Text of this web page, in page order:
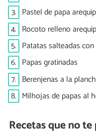
3. Pastel de papa
4. Rocoto relleno
5. Patatas salteadas
6. Papas gratinadas
7. Berenjenas a la
8. Milhojas de papas al
Recetas que no